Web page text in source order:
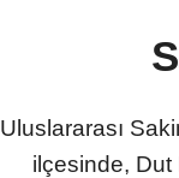
Uluslararası
ilçesinde, Dut